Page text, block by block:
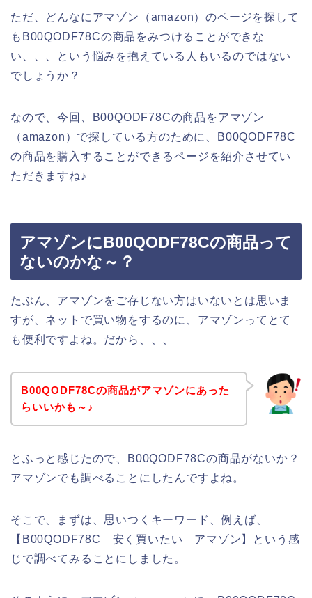
ただ、どんなにアマゾン（amazon）のページを探して
もB00QODF78Cの商品をみつけることができな
い、、、という悩みを抱えている人もいるのではない
でしょうか？
なので、今回、B00QODF78Cの商品をアマゾン
（amazon）で探している方のために、B00QODF78C
の商品を購入することができるページを紹介させてい
ただきますね♪
アマゾンにB00QODF78Cの商品って
ないのかな～？
たぶん、アマゾンをご存じない方はいないとは思いま
すが、ネットで買い物をするのに、アマゾンってとて
も便利ですよね。だから、、、
B00QODF78Cの商品がアマゾンにあった
らいいかも～♪
とふっと感じたので、B00QODF78Cの商品がないか？
アマゾンでも調べることにしたんですよね。
そこで、まずは、思いつくキーワード、例えば、
【B00QODF78C 安く買いたい アマゾン】という感
じで調べてみることにしました。